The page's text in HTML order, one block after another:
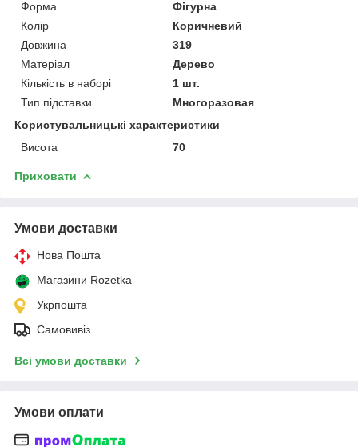
Форма
Фігурна
Колір
Коричневий
Довжина
319
Матеріал
Дерево
Кількість в наборі
1 шт.
Тип підставки
Многоразовая
Користувальницькі характеристики
Висота
70
Приховати
Умови доставки
Нова Пошта
Магазини Rozetka
Укрпошта
Самовивіз
Всі умови доставки
Умови оплати